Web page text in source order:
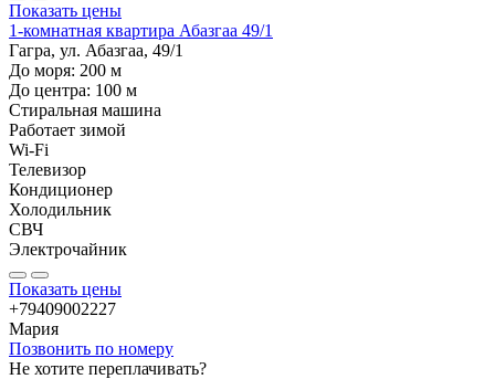
Показать цены
1-комнатная квартира Абазгаа 49/1
Гагра, ул. Абазгаа, 49/1
До моря: 200 м
До центра: 100 м
Стиральная машина
Работает зимой
Wi-Fi
Телевизор
Кондиционер
Холодильник
СВЧ
Электрочайник
Показать цены
+79409002227
Мария
Позвонить по номеру
Не хотите переплачивать?